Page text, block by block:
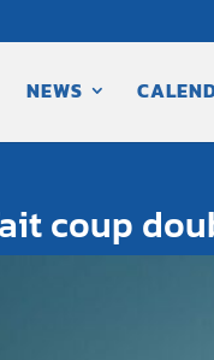
NEWS
coup